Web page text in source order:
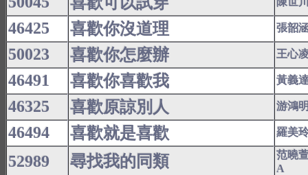
46425 喜歡你沒道理 張韶
50023 喜歡你怎麼辦 王心
46491 喜歡你喜歡我 黃義
46325 喜歡原諒別人 游鴻
46494 喜歡就是喜歡 羅美
52989 尋找我的同類
范曉
A